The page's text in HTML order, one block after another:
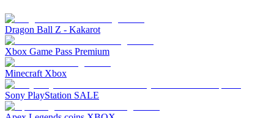
Dragon Ball Z - Kakarot
Xbox Game Pass Premium
Minecraft Xbox
Sony PlayStation SALE